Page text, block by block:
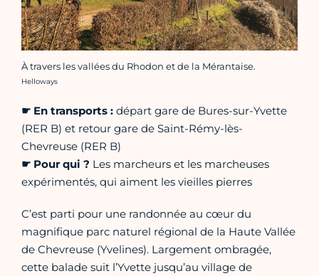
À travers les vallées du Rhodon et de la Mérantaise.
Crédit photo :
Helloways
☛ En transports : départ gare de Bures-sur-Yvette
(RER B) et retour gare de Saint-Rémy-lès-
Chevreuse (RER B)
☛ Pour qui ? Les marcheurs et les marcheuses
expérimentés, qui aiment les vieilles pierres
C’est parti pour une randonnée au cœur du
magnifique parc naturel régional de la Haute Vallée
de Chevreuse (Yvelines). Largement ombragée,
cette balade suit l’Yvette jusqu’au village de